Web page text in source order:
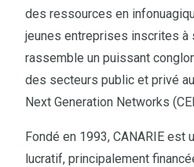
des ressources en
jeunes entreprises inscrites à
rassemble un puissant
des secteurs public et privé
Next Generation Networks
Fondé en 1993, CANARIE est
lucratif, principalement